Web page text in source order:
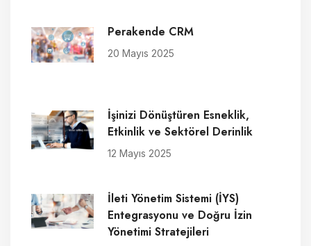
Perakende CRM
20 Mayıs 2025
İşinizi Dönüştüren Esneklik,
Etkinlik ve Sektörel Derinlik
12 Mayıs 2025
İleti Yönetim Sistemi (İYS)
Entegrasyonu ve Doğru İzin
Yönetimi Stratejileri